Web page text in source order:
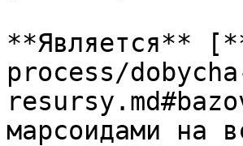
**Является**
process/
марсоидами на